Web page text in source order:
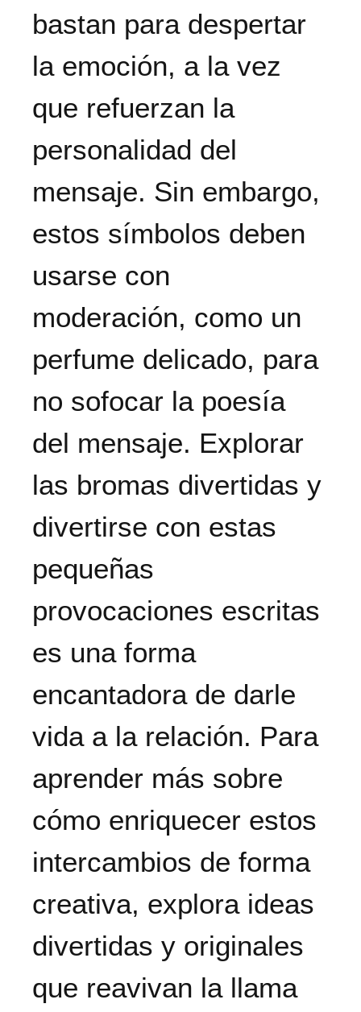
bastan para despertar
la emoción, a la vez
que refuerzan la
personalidad del
mensaje. Sin embargo,
estos símbolos deben
usarse con
moderación, como un
perfume delicado, para
no sofocar la poesía
del mensaje. Explorar
las bromas divertidas y
divertirse con estas
pequeñas
provocaciones escritas
es una forma
encantadora de darle
vida a la relación. Para
aprender más sobre
cómo enriquecer estos
intercambios de forma
creativa, explora ideas
divertidas y originales
que reavivan la llama